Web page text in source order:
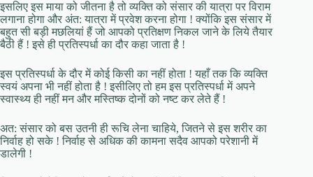
इसलिए इस माया को जीतना है तो व्यक्ति को संसार की यात्रा पर विराम
लगाना होगा और अंत: यात्रा में प्रवेश करना होगा ! क्योंकि इस संसार में
बहुत सी बड़ी मछलियां हैं जो आपको प्रतिक्षण निकल जाने के लिये तैयार
बैठी हैं ! इसे ही प्रतिस्पर्धा का दौर कहा जाता है !
इस प्रतिस्पर्धा के दौर में कोई किसी का नहीं होता ! यहाँ तक कि व्यक्ति
स्वयं अपना भी नहीं होता है ! इसीलिए तो हम इस प्रतिस्पर्धा में अपने
स्वास्थ्य ही नहीं मन और मस्तिष्क दोनों को नष्ट कर लेते हैं !
अत: संसार को बस उतनी ही रूचि लेना चाहिये, जितने से इस शरीर का
निर्वाह हो सके ! निर्वाह से अधिक की कामना सदैव आपको परेशानी में
डालेगी !